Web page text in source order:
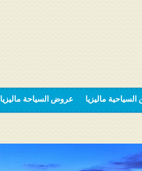
السياحية ماليزيا عروض السياحة ماليزيا